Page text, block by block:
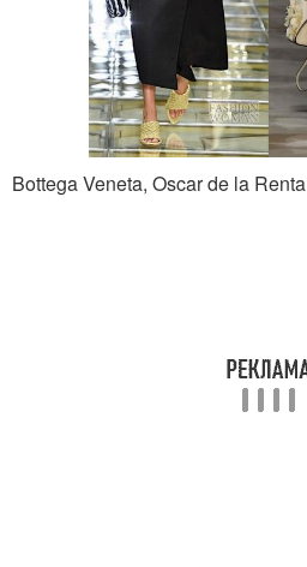
Bottega Veneta, Oscar de la Renta